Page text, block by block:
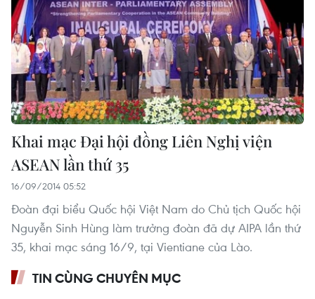
Khai mạc Đại hội đồng Liên Nghị viện
ASEAN lần thứ 35
16/09/2014 05:52
Đoàn đại biểu Quốc hội Việt Nam do Chủ tịch Quốc hội
Nguyễn Sinh Hùng làm trưởng đoàn đã dự AIPA lần thứ
35, khai mạc sáng 16/9, tại Vientiane của Lào.
TIN CÙNG CHUYÊN MỤC